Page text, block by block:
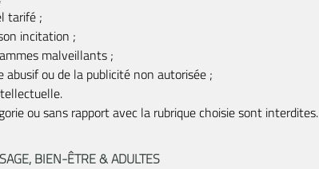
tarifé ;
incitation ;
malveillants ;
ou de la publicité non autorisée ;
ou sans rapport avec la rubrique choisie sont interdites.
BIEN-ÊTRE & ADULTES